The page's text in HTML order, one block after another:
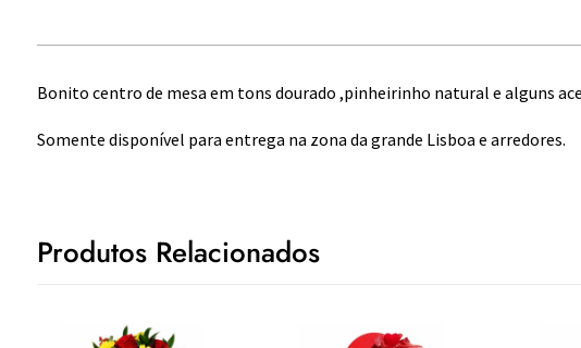
Bonito centro de mesa em tons dourado ,pinheirinho natural e alguns
Somente disponível para entrega na zona da grande Lisboa e arredores.
Produtos Relacionados